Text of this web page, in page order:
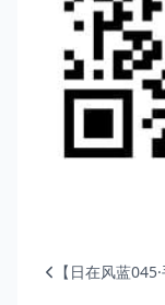
【日在风蓝